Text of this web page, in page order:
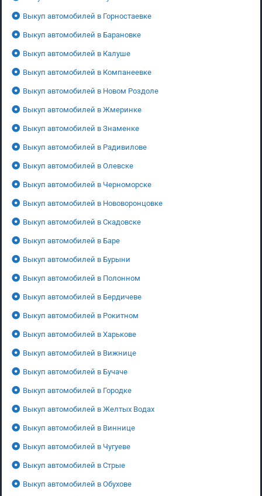
Выкуп автомобилей в Горностаевке
Выкуп автомобилей в Барановке
Выкуп автомобилей в Калуше
Выкуп автомобилей в Компанеевке
Выкуп автомобилей в Новом Роздоле
Выкуп автомобилей в Жмеринке
Выкуп автомобилей в Знаменке
Выкуп автомобилей в Радивилове
Выкуп автомобилей в Олевске
Выкуп автомобилей в Черноморске
Выкуп автомобилей в Нововоронцовке
Выкуп автомобилей в Скадовске
Выкуп автомобилей в Баре
Выкуп автомобилей в Бурыни
Выкуп автомобилей в Полонном
Выкуп автомобилей в Бердичеве
Выкуп автомобилей в Рокитном
Выкуп автомобилей в Харькове
Выкуп автомобилей в Вижнице
Выкуп автомобилей в Бучаче
Выкуп автомобилей в Городке
Выкуп автомобилей в Желтых Водах
Выкуп автомобилей в Виннице
Выкуп автомобилей в Чугуеве
Выкуп автомобилей в Стрые
Выкуп автомобилей в Обухове